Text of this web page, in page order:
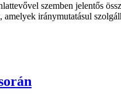
szemben jelentős
iránymutatásul